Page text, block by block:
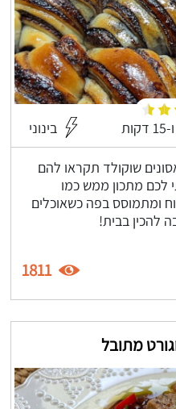
בינוני
שוקולד תקראו להם
לכם מתכון ממש כמו
ומתמוסס בפה כשאוכלים
להכין בבית!
1811
מתובל